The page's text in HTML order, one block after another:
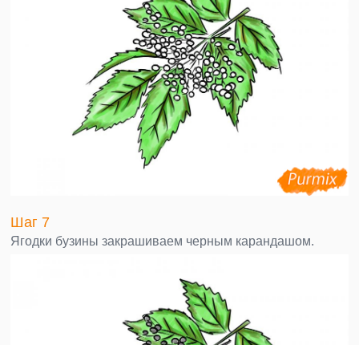
Шаг 7
Ягодки бузины закрашиваем черным карандашом.